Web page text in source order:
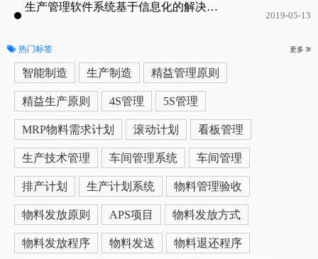
生产管理软件系统基于信息化的解决方案
2019-05-13
热门标签 更多
智能制造 生产制造 精益管理原则
精益生产原则 4S管理 5S管理
MRP物料需求计划 滚动计划 看板管理
生产技术管理 车间管理系统 车间管理
排产计划 生产计划系统 物料管理验收
物料发放原则 APS项目 物料发放方式
物料发放程序 物料发送 物料退还程序